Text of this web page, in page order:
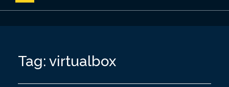
Tag: virtualbox